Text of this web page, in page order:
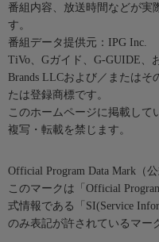
番組内容、放送時間などが実
す。
番組データ提供元：IPG Inc.
TiVo、Gガイド、G-GUIDE、
Brands LLCおよび／またはそ
たは登録商標です。
このホームページに掲載し
複写・転載を禁じます。
Official Program Data Mark（
このマークは「Official
式情報である「SI(Service
のみ表記が許されているマー